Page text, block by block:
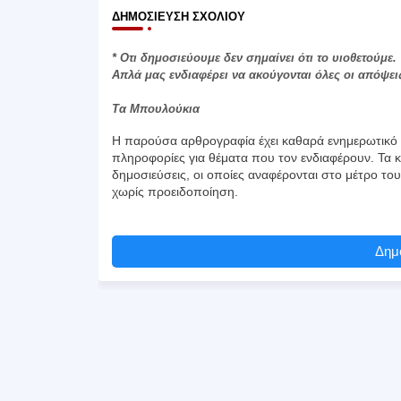
ΔΗΜΟΣΊΕΥΣΗ ΣΧΟΛΊΟΥ
* Οτι δημοσιεύουμε δεν σημαίνει ότι το υιοθετούμε.
Απλά μας ενδιαφέρει να ακούγονται όλες οι
Τα Μπουλούκια
Η παρούσα αρθρογραφία έχει καθαρά
πληροφορίες για θέματα που τον ενδιαφέρουν. Τα
δημοσιεύσεις, οι οποίες αναφέρονται στο μέτρο
χωρίς προειδοποίηση.